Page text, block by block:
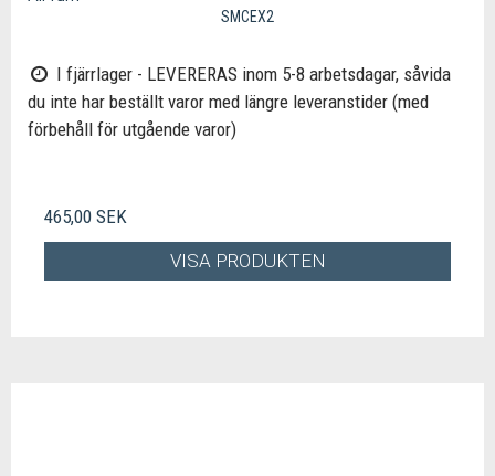
SMCEX2
I fjärrlager - LEVERERAS inom 5-8 arbetsdagar, såvida
du inte har beställt varor med längre leveranstider (med
förbehåll för utgående varor)
465,00 SEK
VISA PRODUKTEN